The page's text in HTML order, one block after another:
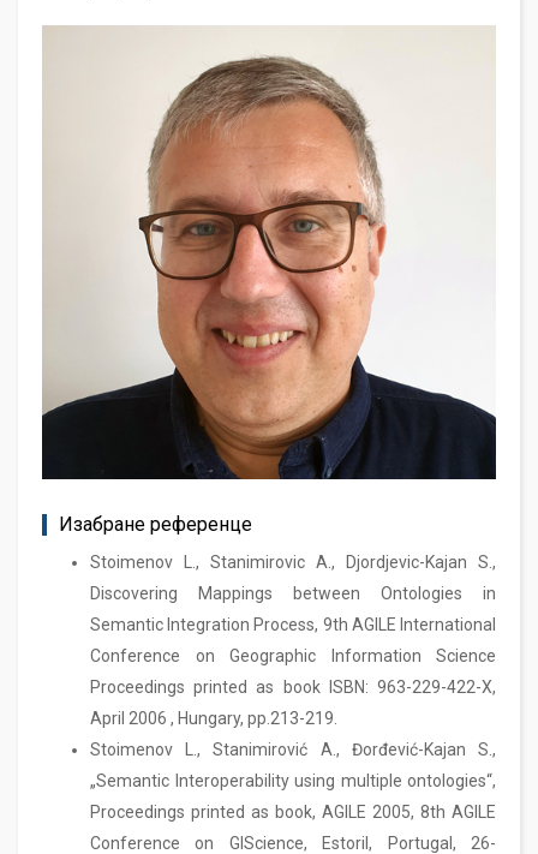
Изабране референце
Stoimenov L., Stanimirovic A., Djordjevic-Kajan S.,
Discovering Mappings between Ontologies in
Semantic Integration Process, 9th AGILE International
Conference on Geographic Information Science
Proceedings printed as book ISBN: 963-229-422-X,
April 2006 , Hungary, pp.213-219.
Stoimenov L., Stanimirović A., Đorđević-Kajan S.,
„Semantic Interoperability using multiple ontologies“,
Proceedings printed as book, AGILE 2005, 8th AGILE
Conference on GIScience, Estoril, Portugal, 26-